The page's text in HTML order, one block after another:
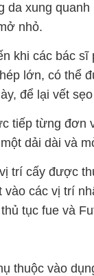
da xung
nhỏ.
khi các bác
lớn, có thể
để lại vết
tiếp từng
dải dài và
trí cấy được
các vị trí
tục fue và
thuộc vào